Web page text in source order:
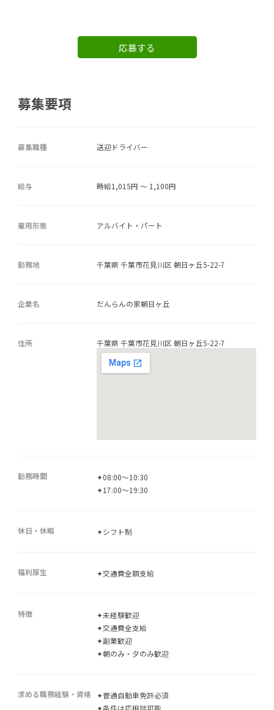
応募する
募集要項
募集職種 送迎ドライバー
給与 時給1,015円 ～ 1,100円
雇用形態 アルバイト・パート
勤務地 千葉県 千葉市花見川区 朝日ヶ丘5-22-7
企業名 だんらんの家朝日ヶ丘
住所 千葉県 千葉市花見川区 朝日ヶ丘5-22-7
勤務時間
✦08:00～10:30
✦17:00～19:30
休日・休暇 ✦シフト制
福利厚生 ✦交通費全額支給
特徴
✦未経験歓迎
✦交通費全支給
✦副業歓迎
✦朝のみ・夕のみ歓迎
求める職務経験・資格
✦普通自動車免許必須
✦条件は応相談可能